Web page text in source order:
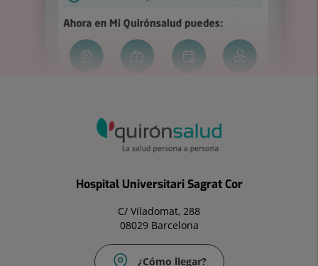
Hospital Universitari Sagrat Cor
C/ Viladomat, 288
08029 Barcelona
¿Cómo llegar?